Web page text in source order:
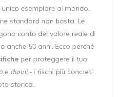
esemplare al mondo.
standard non basta. Le
conto del valore reale di
anche 50 anni. Ecco perché
per proteggere il tuo
e danni- i rischi più concreti
storica.